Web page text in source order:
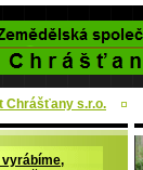
Chrášťany s.r.o.
vyrábíme,